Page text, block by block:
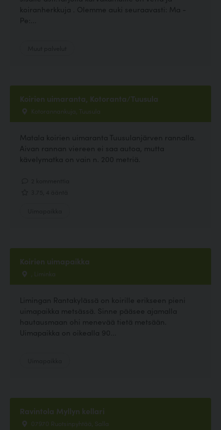
koiranherkkuja . Olemme auki seuraavasti: Ma -
Pe:...
Koirien uimaranta, Kotoranta/Tuusula
Kotorannankuja, Tuusula
Matala koirien uimaranta Tuusulanjärven rannalla.
Aivan rannan viereen ei saa autoa, mutta
kävelymatka on vain n. 200 metriä.
Koirien uimapaikka
, Liminka
Limingan Rantakylässä on koirille erikseen pieni
uimapaikka metsässä. Sinne pääsee ajamalla
hautausmaan ohi menevää tietä metsään.
Uimapaikka on oikealla 90...
Ravintola Myllyn kellari
07970 Ruotsinpyhtää, Salla